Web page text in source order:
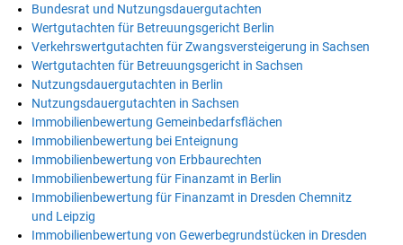
Bundesrat und Nutzungsdauergutachten
Wertgutachten für Betreuungsgericht Berlin
Verkehrswertgutachten für Zwangsversteigerung in Sachsen
Wertgutachten für Betreuungsgericht in Sachsen
Nutzungsdauergutachten in Berlin
Nutzungsdauergutachten in Sachsen
Immobilienbewertung Gemeinbedarfsflächen
Immobilienbewertung bei Enteignung
Immobilienbewertung von Erbbaurechten
Immobilienbewertung für Finanzamt in Berlin
Immobilienbewertung für Finanzamt in Dresden Chemnitz
und Leipzig
Immobilienbewertung von Gewerbegrundstücken in Dresden